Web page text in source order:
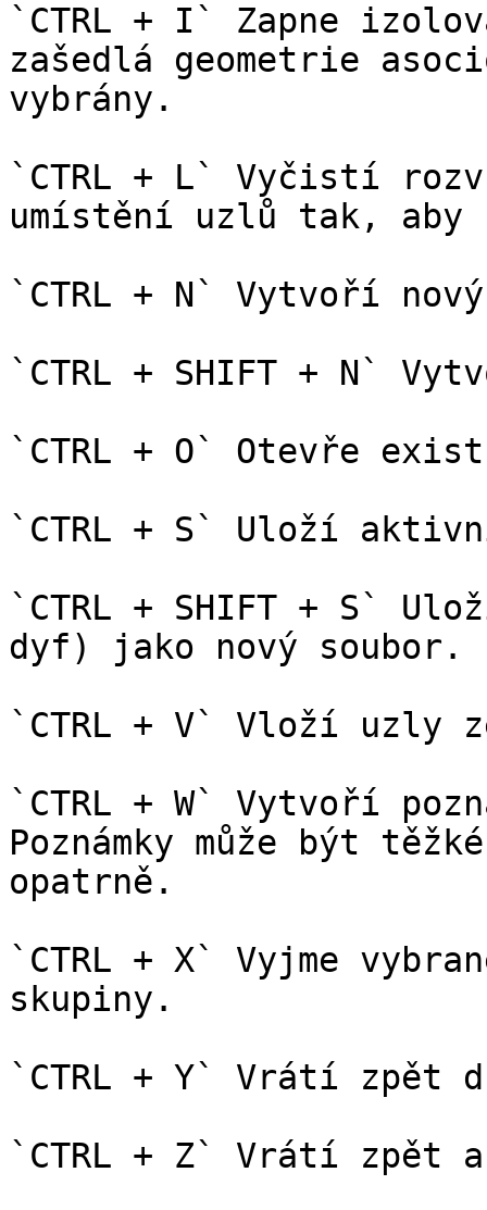
`CTRL + I` Zapne
zašedlá geometrie
vybrány.
`CTRL + L` Vyčistí
umístění uzlů tak,
`CTRL + N` Vytvoří
`CTRL + SHIFT + N`
`CTRL + O` Otevře
`CTRL + S` Uloží
`CTRL + SHIFT + S`
dyf) jako nový soubor.
`CTRL + V` Vloží uzly
`CTRL + W` Vytvoří
Poznámky může být
opatrně.
`CTRL + X` Vyjme
skupiny.
`CTRL + Y` Vrátí zpět
`CTRL + Z` Vrátí zpět